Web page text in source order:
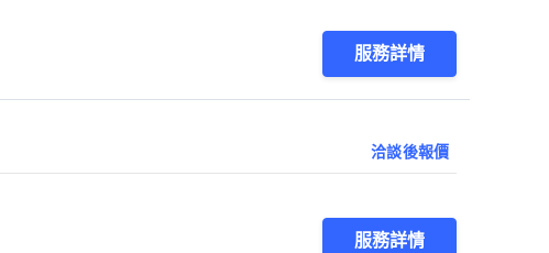
服務詳情
洽談後報價
服務詳情